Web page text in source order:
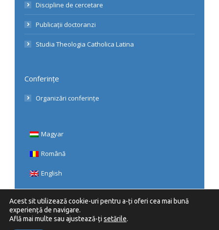
Discipline de cercetare
Publicații doctoranzi
Studia Theologia Catholica Latina
Conferințe
Organizări conferințe
Magyar
Română
English
Acest sit utilizează cookie-uri pentru a-ți oferi cea mai bună
experiență de navigare.
Află mai multe sau ajustează-ți setările.